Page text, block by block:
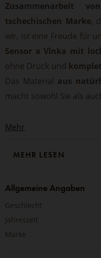
Zusammenarbeit
tschechischen Marke ,
wir, ist eine Freude für
Sensor a Vlnka mit
ohne Druck und
Das Material aus
macht sowohl Sie als
Dank des Lanolins in
Sommer von Vorteil
trocknet schnell, so
trocken hält, wenn Sie
daher das ganze Jahr
Sportarten geeignet.
Mehr
MEHR LESEN
Allgemeine Angaben
Geschlecht
Jahreszeit
Marke